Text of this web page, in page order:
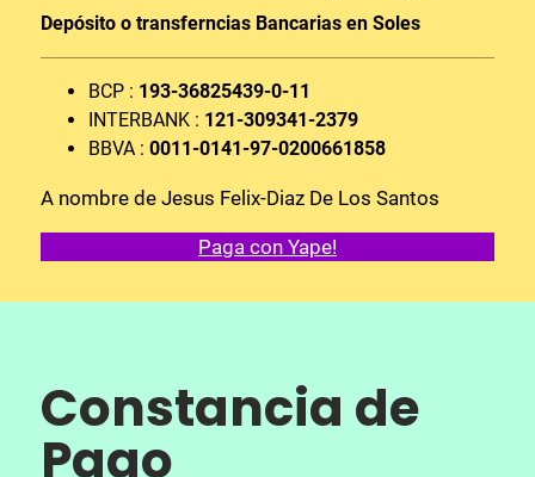
Depósito o transferncias Bancarias en Soles
BCP : 193-36825439-0-11
INTERBANK : 121-309341-2379
BBVA : 0011-0141-97-0200661858
A nombre de Jesus Felix-Diaz De Los Santos
Paga con Yape!
Constancia de
Pago